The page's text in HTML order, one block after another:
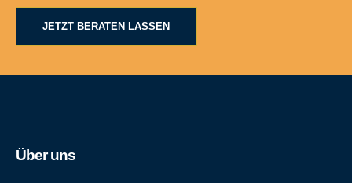
JETZT BERATEN LASSEN
Über uns